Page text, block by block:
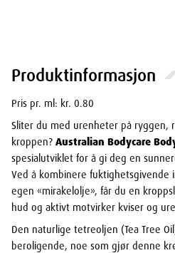
Produktinformasjon
Pris pr. ml: kr. 0.80
Sliter du med urenheter på ryggen,
kroppen? Australian Bodycare
spesialutviklet for å gi deg en
Ved å kombinere fuktighetsgivende
egen «mirakelolje», får du en
hud og aktivt motvirker kviser og
Den naturlige tetreoljen (Tea Tree
beroligende, noe som gjør denne